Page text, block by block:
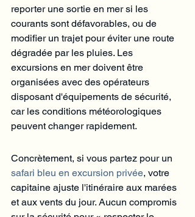
reporter une sortie en mer si les
courants sont défavorables, ou de
modifier un trajet pour éviter une route
dégradée par les pluies. Les
excursions en mer doivent être
organisées avec des opérateurs
disposant d'équipements de sécurité,
car les conditions météorologiques
peuvent changer rapidement.
Concrètement, si vous partez pour un
safari bleu en excursion privée, votre
capitaine ajuste l'itinéraire aux marées
et aux vents du jour. Aucun compromis